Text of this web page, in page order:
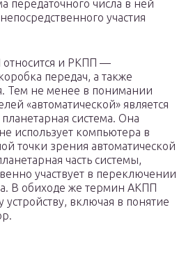
передаточного числа в ней
участия
относится и РКПП —
передач, а также
Тем не менее в понимании
«автоматической» является
система. Она
использует компьютера в
точки зрения автоматической
часть системы,
участвует в переключении
В обиходе же термин АКПП
включая в понятие